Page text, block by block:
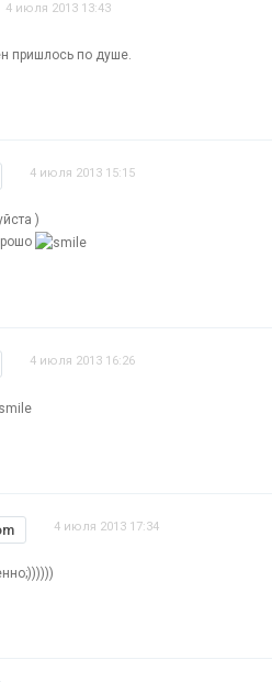
4 июля 2013 13:43
пришлось по душе.
4 июля 2013 15:15
)
4 июля 2013 16:26
4 июля 2013 17:34